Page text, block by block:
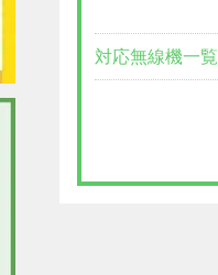
対応無線機一覧